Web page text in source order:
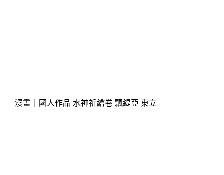
漫畫｜國人作品 水神祈繪卷 飄緹亞 東立